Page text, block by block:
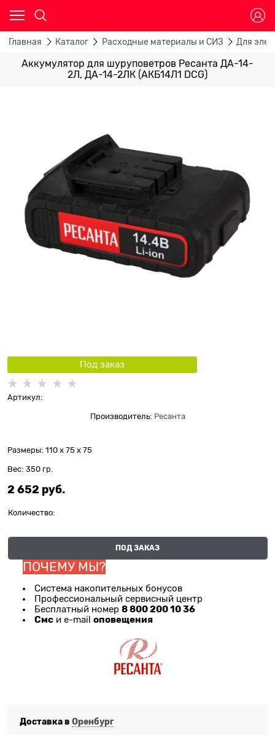
Главная Каталог Расходные материалы и СИЗ Для
Аккумулятор для шуруповетров Ресанта ДА-14-
2Л, ДА-14-2ЛК (АКБ14Л1 DCG)
Под заказ
Артикул:
Производитель: Ресанта
Размеры: 110 x 75 x 75
Вес: 350 гр.
2 652 руб.
Количество:
ПОД ЗАКАЗ
ПОЧЕМУ МЫ?
Система накопительных бонусов
Профессиональный сервисный центр
Бесплатный номер 8 800 200 10 36
Смс и e-mail оповещения
Доставка в Оренбург